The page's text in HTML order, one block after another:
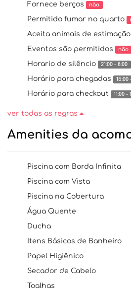
Fornece berços não
Permitido fumar no quarto
Aceita animais de estimação
Eventos são permitidos não
Horario de silêncio 21:00 - 8:00
Horário para chegadas 15:00
Horário para checkout 11:00 -
ver todas as regras
Amenities da
Piscina com Borda Infinita
Piscina com Vista
Piscina na Cobertura
Água Quente
Ducha
Itens Básicos de Banheiro
Papel Higiênico
Secador de Cabelo
Toalhas